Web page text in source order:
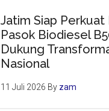
Jatim Siap Perkuat
Pasok Biodiesel
Dukung
Nasional
11 Juli 2026 By zam